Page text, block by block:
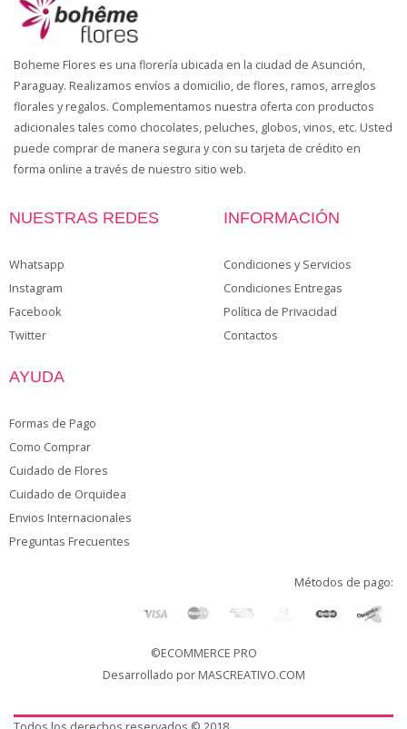
Boheme Flores es una florería ubicada en la ciudad de Asunción,
Paraguay. Realizamos envíos a domicilio, de flores, ramos, arreglos
florales y regalos. Complementamos nuestra oferta con productos
adicionales tales como chocolates, peluches, globos, vinos, etc. Usted
puede comprar de manera segura y con su tarjeta de crédito en
forma online a través de nuestro sitio web.
NUESTRAS REDES
Whatsapp
Instagram
Facebook
Twitter
INFORMACIÓN
Condiciones y Servicios
Condiciones Entregas
Política de Privacidad
Contactos
AYUDA
Formas de Pago
Como Comprar
Cuidado de Flores
Cuidado de Orquidea
Envios Internacionales
Preguntas Frecuentes
Métodos de pago:
©ECOMMERCE PRO
Desarrollado por MASCREATIVO.COM